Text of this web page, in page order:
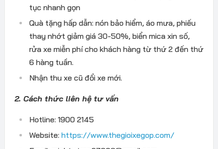
tục nhanh gọn
Quà tặng hấp dẫn: nón bảo hiểm, áo mưa, phiếu
thay nhớt giảm giá 30-50%, biển mica xin số,
rửa xe miễn phí cho khách hàng từ thứ 2 đến thứ
6 hàng tuần.
Nhận thu xe cũ đổi xe mới.
2. Cách thức liên hệ tư vấn
Hotline: 1900 2145
Website: https://www.thegioixegop.com/